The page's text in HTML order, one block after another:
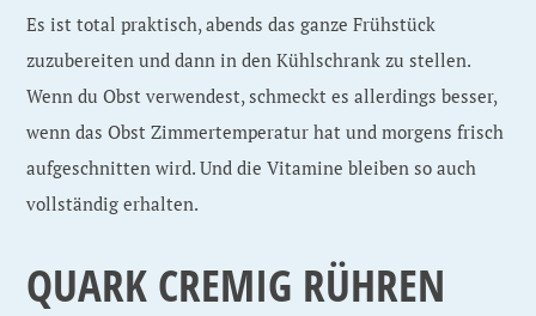
Es ist total praktisch, abends das ganze Frühstück
zuzubereiten und dann in den Kühlschrank zu stellen.
Wenn du Obst verwendest, schmeckt es allerdings besser,
wenn das Obst Zimmertemperatur hat und morgens frisch
aufgeschnitten wird. Und die Vitamine bleiben so auch
vollständig erhalten.
QUARK CREMIG RÜHREN